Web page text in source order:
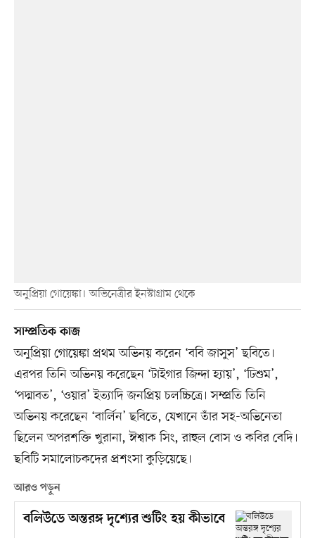
অনুপ্রিয়া গোয়েঙ্কা। অভিনেত্রীর ইনস্টাগ্রাম থেকে
সাম্প্রতিক কাজ
অনুপ্রিয়া গোয়েঙ্কা প্রথম অভিনয় করেন ‘ববি জাসুস’ ছবিতে।
এরপর তিনি অভিনয় করেছেন ‘টাইগার জিন্দা হ্যায়’, ‘ঢিশুম’,
‘পদ্মাবত’, ‘ওয়ার’ ইত্যাদি জনপ্রিয় চলচ্চিত্রে। সম্প্রতি তিনি
অভিনয় করেছেন ‘বার্লিন’ ছবিতে, যেখানে তাঁর সহ-অভিনেতা
ছিলেন অপরশক্তি খুরানা, ঈশ্বাক সিং, রাহুল বোস ও কবির বেদি।
ছবিটি সমালোচকদের প্রশংসা কুড়িয়েছে।
আরও পড়ুন
বলিউডে অন্তরঙ্গ দৃশ্যের শুটিং হয় কীভাবে